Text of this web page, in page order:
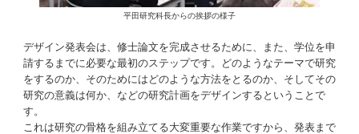
平田研究科長からの挨拶の様子
デザイン発表会は、修士論文を完成させるために、また、学位を申
請するまでに必要な最初のステップです。どのようなテーマで研究
をするのか、そのためにはどのような方法をとるのか、そしてその
研究の意義は何か、などの研究計画をデザインするということで
す。
これは研究の骨格を組み立てる大変重要な作業ですから、発表まで